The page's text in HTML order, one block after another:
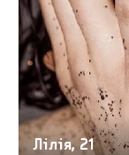
Лілія, 21